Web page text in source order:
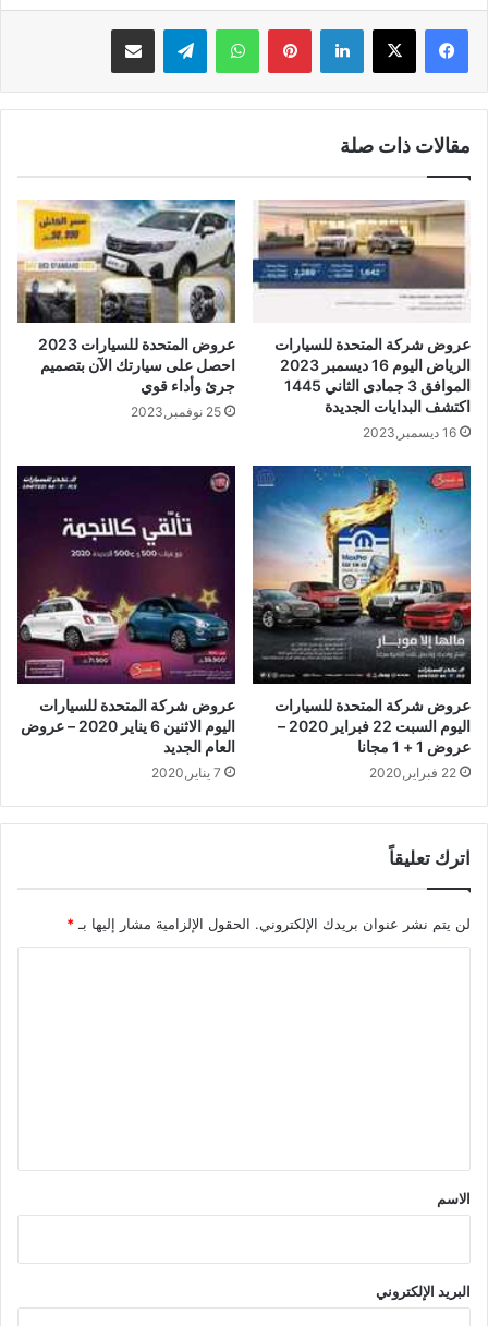
لينكدإن بينتيريستواتساب تيلقرام مشاركة عبر البريد
مقالات ذات صلة
عروض شركة المتحدة للسيارات
الرياض اليوم 16 ديسمبر 2023
الموافق 3 جمادى الثاني 1445
اكتشف البدايات الجديدة
16 ديسمبر,2023
عروض المتحدة للسيارات 2023
احصل على سيارتك الآن بتصميم
جرئ وأداء قوي
25 نوفمبر,2023
عروض شركة المتحدة للسيارات
اليوم السبت 22 فبراير 2020 –
عروض 1 + 1 مجانا
22 فبراير,2020
عروض شركة المتحدة للسيارات
اليوم الاثنين 6 يناير 2020 – عروض
العام الجديد
7 يناير,2020
اترك تعليقاً
لن يتم نشر عنوان بريدك الإلكتروني. الحقول الإلزامية مشار إليها بـ*
*
الاسم
البريد الإلكتروني